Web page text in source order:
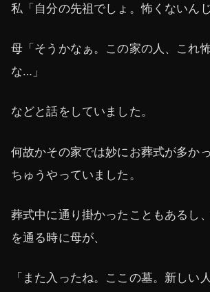
私「自分の先祖でしょ。怖くないん
母「そうかなぁ。この家の人、これ
な…」
などと話をしていました。
何故かその家では妙にお葬式が多か
ちゅうやっていました。
葬式中に通り掛かったこともあるし
を通る時に母が、
「また入ったね。ここの墓。新しい